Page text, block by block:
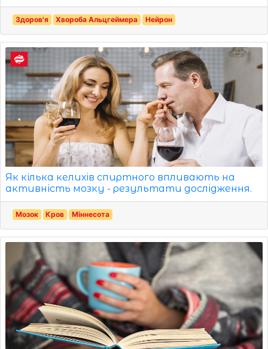
Здоров'я Хвороба Альцгеймера Нейрон
Як кілька келихів спиртного впливають на
активність мозку - результати дослідження.
Мозок Кров Міннесота